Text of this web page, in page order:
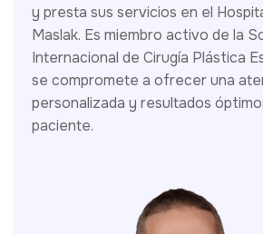
y presta sus servicios en el
Maslak. Es miembro activo de la
Internacional de Cirugía Plástica
se compromete a ofrecer una
personalizada y resultados
paciente.